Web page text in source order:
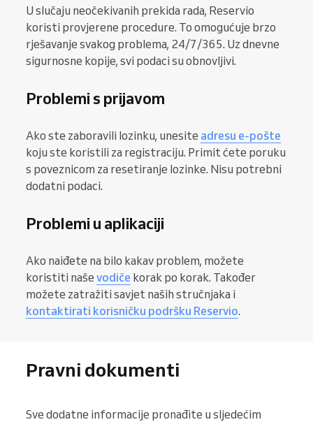
U slučaju neočekivanih prekida rada, Reservio
koristi provjerene procedure. To omogućuje brzo
rješavanje svakog problema, 24/7/365. Uz dnevne
sigurnosne kopije, svi podaci su obnovljivi.
Problemi s prijavom
Ako ste zaboravili lozinku, unesite adresu e-pošte
koju ste koristili za registraciju. Primit ćete poruku
s poveznicom za resetiranje lozinke. Nisu potrebni
dodatni podaci.
Problemi u aplikaciji
Ako naiđete na bilo kakav problem, možete
koristiti naše vodiče korak po korak. Također
možete zatražiti savjet naših stručnjaka i
kontaktirati korisničku podršku Reservio.
Pravni dokumenti
Sve dodatne informacije pronađite u sljedećim